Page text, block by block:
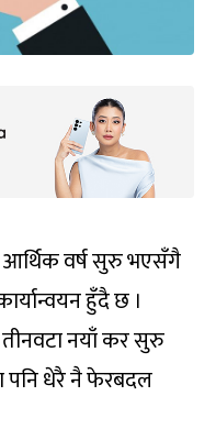
आर्थिक वर्ष सुरु भएसँगै
हुँदै छ ।
नयाँ कर सुरु
पनि धेरै नै फेरबदल